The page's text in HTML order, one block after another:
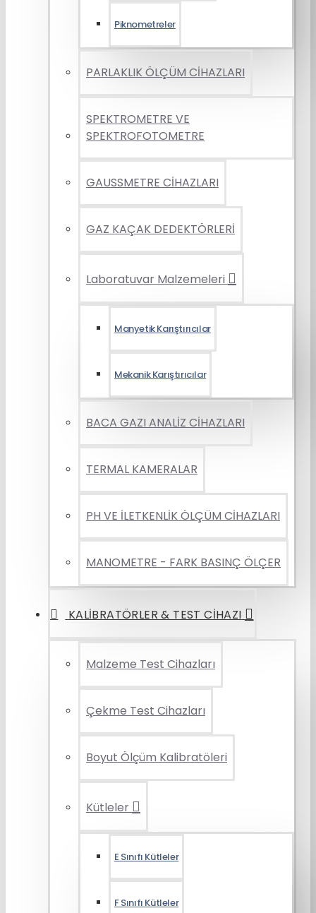
Piknometreler
PARLAKLIK ÖLÇÜM CİHAZLARI
SPEKTROMETRE VE
SPEKTROFOTOMETRE
GAUSSMETRE CİHAZLARI
GAZ KAÇAK DEDEKTÖRLERİ
Laboratuvar Malzemeleri
Manyetik Karıştırıcılar
Mekanik Karıştırıcılar
BACA GAZI ANALİZ CİHAZLARI
TERMAL KAMERALAR
PH VE İLETKENLİK ÖLÇÜM CİHAZLARI
MANOMETRE - FARK BASINÇ ÖLÇER
KALIBRATÖRLER & TEST CIHAZI
Malzeme Test Cihazları
Çekme Test Cihazları
Boyut Ölçüm Kalibratöleri
Kütleler
E Sınıfı Kütleler
F Sınıfı Kütleler